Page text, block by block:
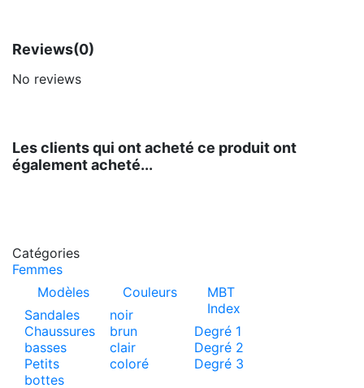
Reviews(0)
No reviews
Les clients qui ont acheté ce produit ont
également acheté...
Catégories
Femmes
Modèles
Sandales
Chaussures
basses
Petits
bottes
Couleurs
noir
brun
clair
coloré
MBT
Index
Degré 1
Degré 2
Degré 3